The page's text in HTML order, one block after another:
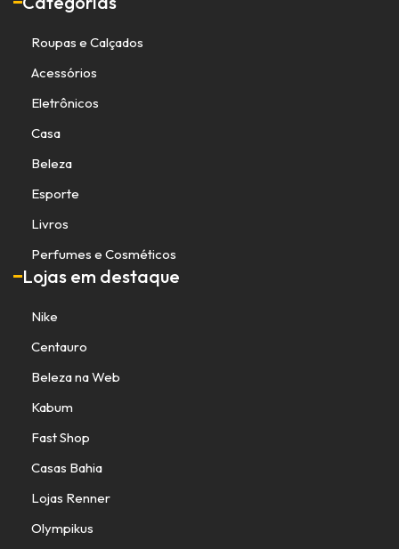
Roupas e Calçados
Acessórios
Eletrônicos
Casa
Beleza
Esporte
Livros
Perfumes e Cosméticos
Lojas em destaque
Nike
Centauro
Beleza na Web
Kabum
Fast Shop
Casas Bahia
Lojas Renner
Olympikus